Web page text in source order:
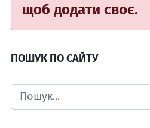
щоб додати своє.
ПОШУК ПО САЙТУ